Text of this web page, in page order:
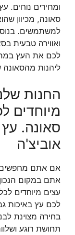
ומחירים נוחים.
סאונה, מכיוון
למשתמשים.
ואווירה טבעית
לכם את העץ
ליהנות
החנות
מיוחדים
סאונה. עץ
אוביצ'ה
אם אתם מחפשים
אתם במקום
עצים מיוחדים
לכם עץ באיכות
בחירה מצוינת
תחושת רוגע